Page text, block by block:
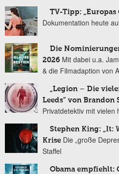
TV-Tipp:
Dokumentation heute
Die
2026 Mit dabei u.a.
& die Filmadaption von
„Legion – Die
Leeds“ von Brandon
Privatdetektiv mit vielen
Stephen King: „It:
Krise Die „große
Staffel
Obama empfiehlt: